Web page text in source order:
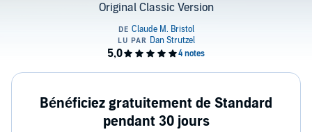
Original Classic Version
Bénéficiez gratuitement de Standard
pendant 30 jours